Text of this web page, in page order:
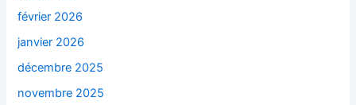
février 2026
janvier 2026
décembre 2025
novembre 2025